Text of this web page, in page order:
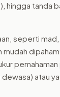
hingga tanda
seperti mad,
pemahaman
atau